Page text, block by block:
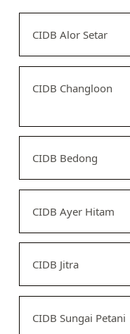
CIDB Alor Setar
CIDB Changloon
CIDB Bedong
CIDB Ayer Hitam
CIDB Jitra
CIDB Sungai Petani